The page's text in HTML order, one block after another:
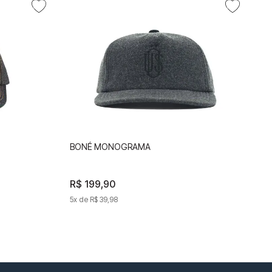
BONÉ MONOGRAMA
R$ 199,90
5x de R$ 39,98
BONÉ MONOGRAMA
R$
5x de